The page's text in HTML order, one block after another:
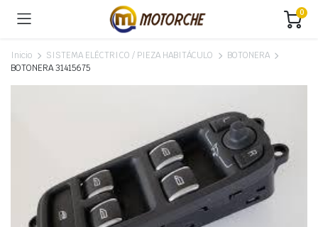
0
Inicio SISTEMA ELÉCTRICO / PIEZA HABITÁCULO
BOTONERA
BOTONERA 31415675